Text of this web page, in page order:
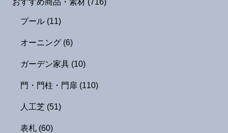
プール (11)
オーニング (6)
ガーデン家具 (10)
門・門柱・門扉 (110)
人工芝 (51)
表札 (60)